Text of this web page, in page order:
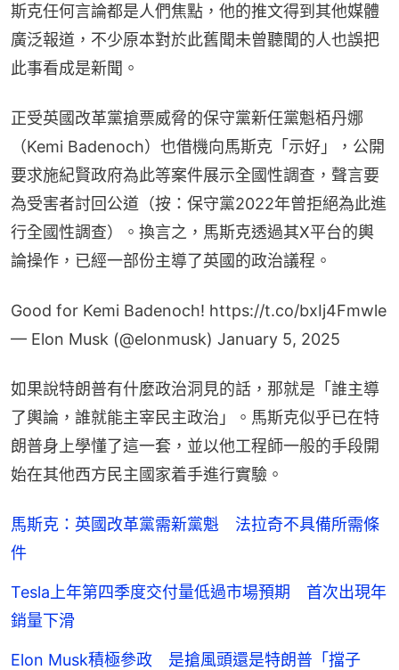
斯克任何言論都是人們焦點，他的推文得到其他媒體
廣泛報道，不少原本對於此舊聞未曾聽聞的人也誤把
此事看成是新聞。
正受英國改革黨搶票威脅的保守黨新任黨魁栢丹娜
（Kemi Badenoch）也借機向馬斯克「示好」，公開
要求施紀賢政府為此等案件展示全國性調查，聲言要
為受害者討回公道（按：保守黨2022年曾拒絕為此進
行全國性調查）。換言之，馬斯克透過其X平台的輿
論操作，已經一部份主導了英國的政治議程。
Good for Kemi Badenoch! https://t.co/bxIj4Fmwle
— Elon Musk (@elonmusk) January 5, 2025
如果說特朗普有什麼政治洞見的話，那就是「誰主導
了輿論，誰就能主宰民主政治」。馬斯克似乎已在特
朗普身上學懂了這一套，並以他工程師一般的手段開
始在其他西方民主國家着手進行實驗。
馬斯克：英國改革黨需新黨魁 法拉奇不具備所需條
件
Tesla上年第四季度交付量低過市場預期 首次出現年
銷量下滑
Elon Musk積極參政 是搶風頭還是特朗普「擋子